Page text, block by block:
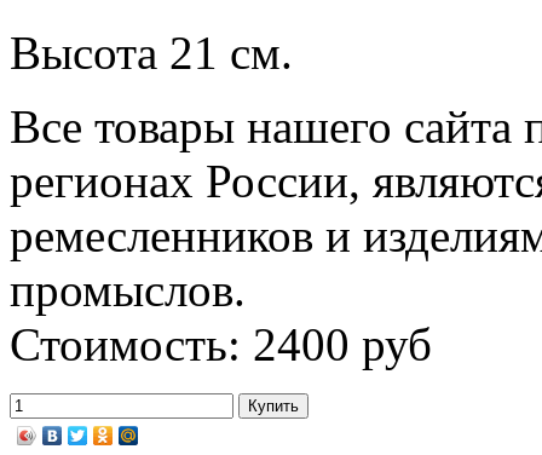
Высота 21 см.
Все товары нашего сайта
регионах России,
ремесленников и
промыслов.
Стоимость: 2400 руб